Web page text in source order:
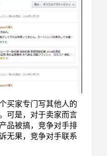
买家专门写其他人的
可是，对于卖家而言
品被搞，竞争对手排
无果，竞争对手联系